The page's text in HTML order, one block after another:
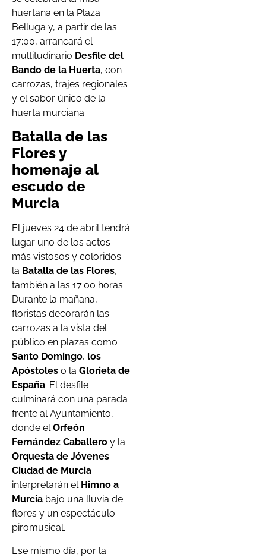
huertana en la Plaza
Belluga y, a partir de las
17:00, arrancará el
multitudinario Desfile del
Bando de la Huerta, con
carrozas, trajes regionales
y el sabor único de la
huerta murciana.
Batalla de las
Flores y
homenaje al
escudo de
Murcia
El jueves 24 de abril tendrá
lugar uno de los actos
más vistosos y coloridos:
la Batalla de las Flores,
también a las 17:00 horas.
Durante la mañana,
floristas decorarán las
carrozas a la vista del
público en plazas como
Santo Domingo, los
Apóstoles o la Glorieta de
España. El desfile
culminará con una parada
frente al Ayuntamiento,
donde elOrfeón
Fernández Caballero y la
Orquesta de Jóvenes
Ciudad de Murcia
interpretarán el Himno a
Murcia bajo una lluvia de
flores y un espectáculo
piromusical.
Ese mismo día, por la